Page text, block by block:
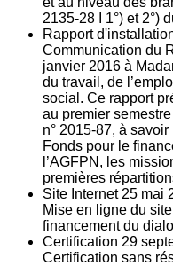
2135‐28 I 1°) et 2°)
Rapport
Communication du
janvier 2016 à
du travail, de
social. Ce rapport
au premier
n° 2015-87, à
Fonds pour le
l’AGFPN, les
premières
Site Internet 25 mai
Mise en ligne du
financement du
Certification 29
Certification sans